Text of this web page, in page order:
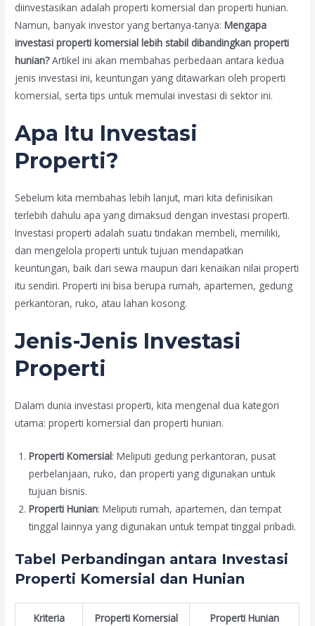
diinvestasikan adalah properti komersial dan properti hunian.
Namun, banyak investor yang bertanya-tanya:Mengapa
investasi properti komersial lebih stabil dibandingkan properti
hunian?Artikel ini akan membahas perbedaan antara kedua
jenis investasi ini, keuntungan yang ditawarkan oleh properti
komersial, serta tips untuk memulai investasi di sektor ini.
Apa Itu Investasi
Properti?
Sebelum kita membahas lebih lanjut, mari kita definisikan
terlebih dahulu apa yang dimaksud dengan investasi properti.
Investasi properti adalah suatu tindakan membeli, memiliki,
dan mengelola properti untuk tujuan mendapatkan
keuntungan, baik dari sewa maupun dari kenaikan nilai properti
itu sendiri. Properti ini bisa berupa rumah, apartemen, gedung
perkantoran, ruko, atau lahan kosong.
Jenis-Jenis Investasi
Properti
Dalam dunia investasi properti, kita mengenal dua kategori
utama: properti komersial dan properti hunian.
Properti Komersial: Meliputi gedung perkantoran, pusat
perbelanjaan, ruko, dan properti yang digunakan untuk
tujuan bisnis.
Properti Hunian: Meliputi rumah, apartemen, dan tempat
tinggal lainnya yang digunakan untuk tempat tinggal pribadi.
Tabel Perbandingan antara Investasi
Properti Komersial dan Hunian
Kriteria Properti Komersial Properti Hunian